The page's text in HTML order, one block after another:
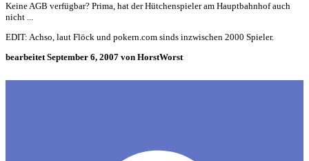
Keine AGB verfügbar? Prima, hat der Hütchenspieler am Hauptbahnhof auch
nicht ...
EDIT: Achso, laut Flöck und pokern.com sinds inzwischen 2000 Spieler.
bearbeitetSeptember 6, 2007 von HorstWorst